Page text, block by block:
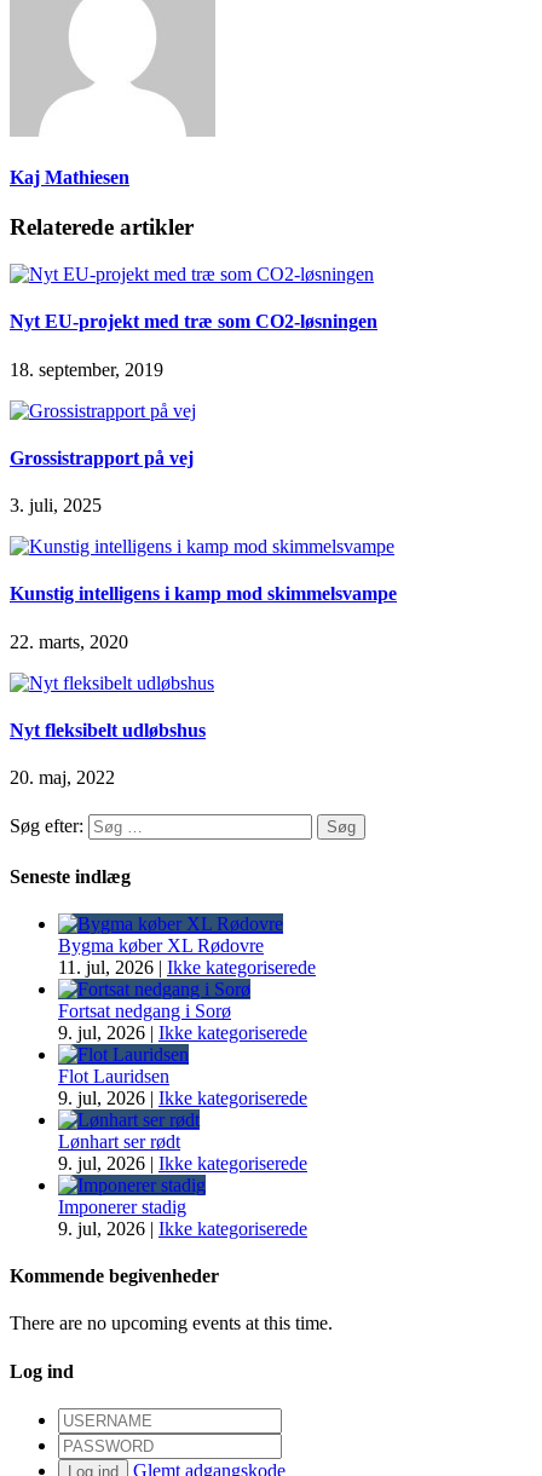
Kaj Mathiesen
Relaterede artikler
Nyt EU-projekt med træ som CO2-løsningen
18. september, 2019
Grossistrapport på vej
3. juli, 2025
Kunstig intelligens i kamp mod skimmelsvampe
22. marts, 2020
Nyt fleksibelt udløbshus
20. maj, 2022
Søg efter:
Seneste indlæg
Bygma køber XL Rødovre
11. jul, 2026 | Ikke kategoriserede
Fortsat nedgang i Sorø
9. jul, 2026 | Ikke kategoriserede
Flot Lauridsen
9. jul, 2026 | Ikke kategoriserede
Lønhart ser rødt
9. jul, 2026 | Ikke kategoriserede
Imponerer stadig
9. jul, 2026 | Ikke kategoriserede
Kommende begivenheder
There are no upcoming events at this time.
Log ind
Log ind Glemt adgangskode